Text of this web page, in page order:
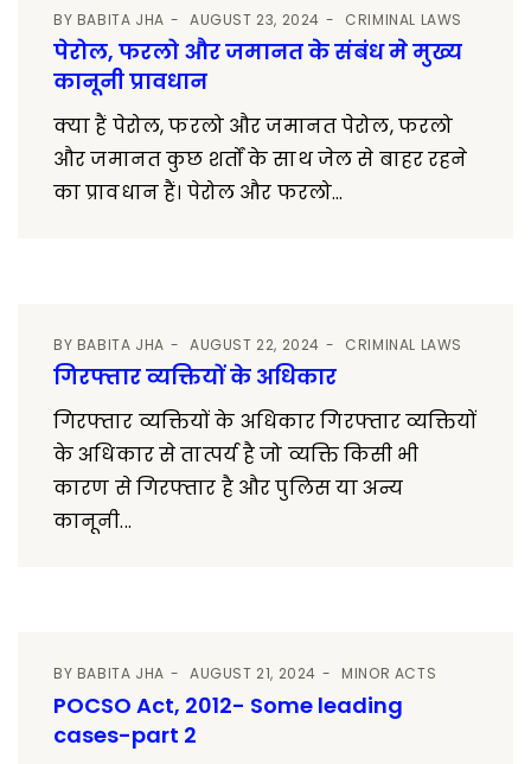
BY BABITA JHA AUGUST 23, 2024 CRIMINAL LAWS
पेरोल, फरलो और जमानत के संबंध मे मुख्य
कानूनी प्रावधान
क्या हैं पेरोल, फरलो और जमानत पेरोल, फरलो
और जमानत कुछ शर्तों के साथ जेल से बाहर रहने
का प्रावधान हैं। पेरोल और फरलो...
BY BABITA JHA AUGUST 22, 2024 CRIMINAL LAWS
गिरफ्तार व्यक्तियों के अधिकार
गिरफ्तार व्यक्तियों के अधिकार गिरफ्तार व्यक्तियों
के अधिकार से तात्पर्य है जो व्यक्ति किसी भी
कारण से गिरफ्तार है और पुलिस या अन्य
कानूनी...
BY BABITA JHA AUGUST 21, 2024 MINOR ACTS
POCSO Act, 2012- Some leading
cases-part 2